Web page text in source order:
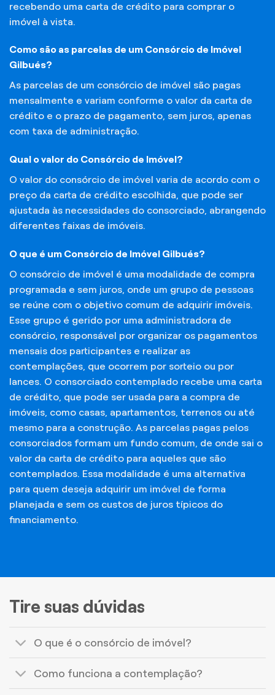
recebendo uma carta de crédito para comprar o
imóvel à vista.
Como são as parcelas de um Consórcio de Imóvel
Gilbués?
As parcelas de um consórcio de imóvel são pagas
mensalmente e variam conforme o valor da carta de
crédito e o prazo de pagamento, sem juros, apenas
com taxa de administração.
Qual o valor do Consórcio de Imóvel?
O valor do consórcio de imóvel varia de acordo com o
preço da carta de crédito escolhida, que pode ser
ajustada às necessidades do consorciado, abrangendo
diferentes faixas de imóveis.
O que é um Consórcio de Imóvel Gilbués?
O consórcio de imóvel é uma modalidade de compra
programada e sem juros, onde um grupo de pessoas
se reúne com o objetivo comum de adquirir imóveis.
Esse grupo é gerido por uma administradora de
consórcio, responsável por organizar os pagamentos
mensais dos participantes e realizar as
contemplações, que ocorrem por sorteio ou por
lances. O consorciado contemplado recebe uma carta
de crédito, que pode ser usada para a compra de
imóveis, como casas, apartamentos, terrenos ou até
mesmo para a construção. As parcelas pagas pelos
consorciados formam um fundo comum, de onde sai o
valor da carta de crédito para aqueles que são
contemplados. Essa modalidade é uma alternativa
para quem deseja adquirir um imóvel de forma
planejada e sem os custos de juros típicos do
financiamento.
Tire suas dúvidas
O que é o consórcio de imóvel?
Como funciona a contemplação?